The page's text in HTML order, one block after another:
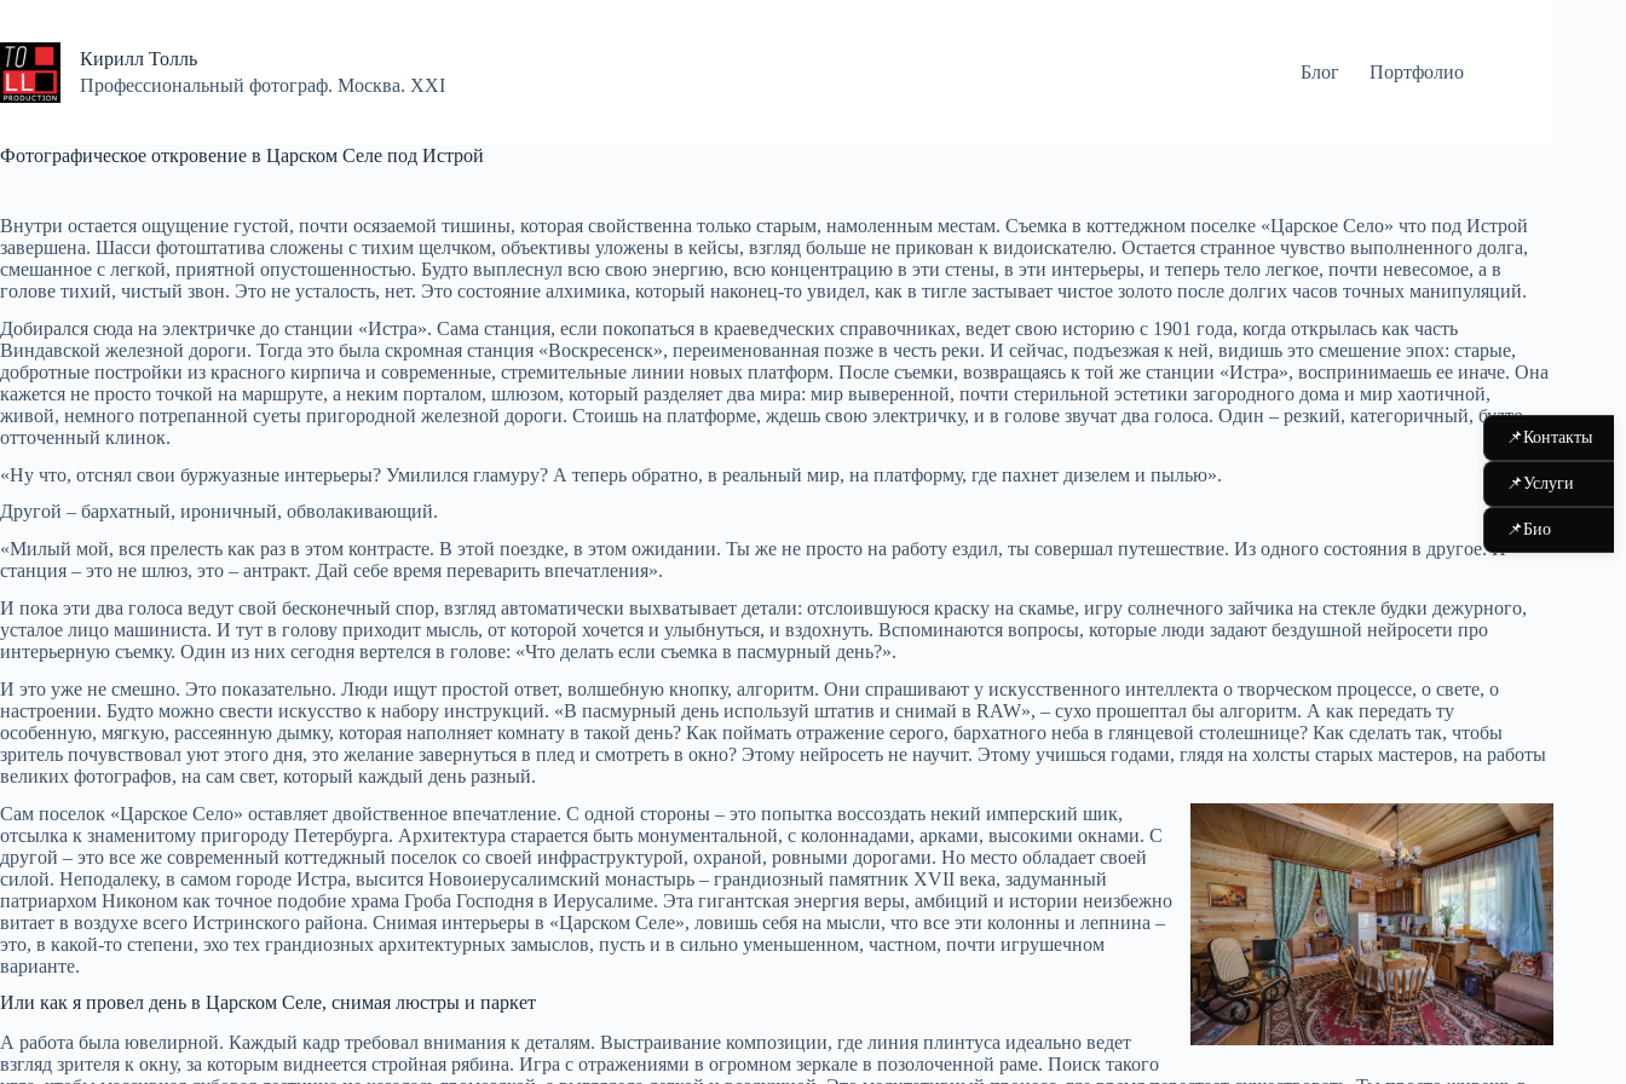
сути
Кирилл Толль
Профессиональный фотограф. Москва. XXI
Блог Портфолио
Фотографическое откровение в Царском Селе под Истрой
Внутри остается ощущение густой, почти осязаемой тишины, которая свойственна только старым, намоленным местам. Съемка в коттеджном поселке «Царское Село» что под Истрой
завершена. Шасси фотоштатива сложены с тихим щелчком, объективы уложены в кейсы, взгляд больше не прикован к видоискателю. Остается странное чувство выполненного долга,
смешанное с легкой, приятной опустошенностью. Будто выплеснул всю свою энергию, всю концентрацию в эти стены, в эти интерьеры, и теперь тело легкое, почти невесомое, а в
голове тихий, чистый звон. Это не усталость, нет. Это состояние алхимика, который наконец-то увидел, как в тигле застывает чистое золото после долгих часов точных манипуляций.
Добирался сюда на электричке до станции «Истра». Сама станция, если покопаться в краеведческих справочниках, ведет свою историю с 1901 года, когда открылась как часть
Виндавской железной дороги. Тогда это была скромная станция «Воскресенск», переименованная позже в честь реки. И сейчас, подъезжая к ней, видишь это смешение эпох: старые,
добротные постройки из красного кирпича и современные, стремительные линии новых платформ. После съемки, возвращаясь к той же станции «Истра», воспринимаешь ее иначе. Она
кажется не просто точкой на маршруте, а неким порталом, шлюзом, который разделяет два мира: мир выверенной, почти стерильной эстетики загородного дома и мир хаотичной,
живой, немного потрепанной суеты пригородной железной дороги. Стоишь на платформе, ждешь свою электричку, и в голове звучат два голоса. Один – резкий, категоричный, будто
отточенный клинок.
«Ну что, отснял свои буржуазные интерьеры? Умилился гламуру? А теперь обратно, в реальный мир, на платформу, где пахнет дизелем и пылью».
Другой – бархатный, ироничный, обволакивающий.
«Милый мой, вся прелесть как раз в этом контрасте. В этой поездке, в этом ожидании. Ты же не просто на работу ездил, ты совершал путешествие. Из одного состояния в другое. И
станция – это не шлюз, это – антракт. Дай себе время переварить впечатления».
И пока эти два голоса ведут свой бесконечный спор, взгляд автоматически выхватывает детали: отслоившуюся краску на скамье, игру солнечного зайчика на стекле будки дежурного,
усталое лицо машиниста. И тут в голову приходит мысль, от которой хочется и улыбнуться, и вздохнуть. Вспоминаются вопросы, которые люди задают бездушной нейросети про
интерьерную съемку. Один из них сегодня вертелся в голове: «Что делать если съемка в пасмурный день?».
И это уже не смешно. Это показательно. Люди ищут простой ответ, волшебную кнопку, алгоритм. Они спрашивают у искусственного интеллекта о творческом процессе, о свете, о
настроении. Будто можно свести искусство к набору инструкций. «В пасмурный день используй штатив и снимай в RAW», – сухо прошептал бы алгоритм. А как передать ту
особенную, мягкую, рассеянную дымку, которая наполняет комнату в такой день? Как поймать отражение серого, бархатного неба в глянцевой столешнице? Как сделать так, чтобы
зритель почувствовал уют этого дня, это желание завернуться в плед и смотреть в окно? Этому нейросеть не научит. Этому учишься годами, глядя на холсты старых мастеров, на работы
великих фотографов, на сам свет, который каждый день разный.
Сам поселок «Царское Село» оставляет двойственное впечатление. С одной стороны – это попытка воссоздать некий имперский шик,
отсылка к знаменитому пригороду Петербурга. Архитектура старается быть монументальной, с колоннадами, арками, высокими окнами. С
другой – это все же современный коттеджный поселок со своей инфраструктурой, охраной, ровными дорогами. Но место обладает своей
силой. Неподалеку, в самом городе Истра, высится Новоиерусалимский монастырь – грандиозный памятник XVII века, задуманный
патриархом Никоном как точное подобие храма Гроба Господня в Иерусалиме. Эта гигантская энергия веры, амбиций и истории неизбежно
витает в воздухе всего Истринского района. Снимая интерьеры в «Царском Селе», ловишь себя на мысли, что все эти колонны и лепнина –
это, в какой-то степени, эхо тех грандиозных архитектурных замыслов, пусть и в сильно уменьшенном, частном, почти игрушечном
варианте.
Или как я провел день в Царском Селе, снимая люстры и паркет
А работа была ювелирной. Каждый кадр требовал внимания к деталям. Выстраивание композиции, где линия плинтуса идеально ведет
взгляд зрителя к окну, за которым виднеется стройная рябина. Игра с отражениями в огромном зеркале в позолоченной раме. Поиск такого
📌Контакты
📌Услуги
📌Био